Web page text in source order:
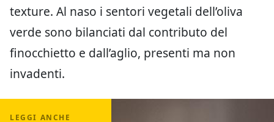
texture. Al naso i sentori vegetali dell’oliva
verde sono bilanciati dal contributo del
finocchietto e dall’aglio, presenti ma non
invadenti.